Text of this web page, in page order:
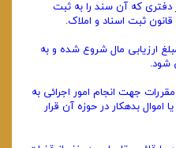
که آن سند را به ثبت
ثبت اسناد و املاک.
ارزیابی مال شروع شده و به
شود.
جهت انجام امور اجرائی به
اموال بدهکار در حوزه آن قرار